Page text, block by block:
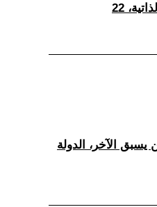
يسبق الآخر، الدولة